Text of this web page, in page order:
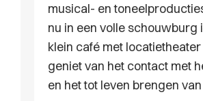
musical- en
nu in een volle schouwburg
klein café met
geniet van het contact met
en het tot leven brengen